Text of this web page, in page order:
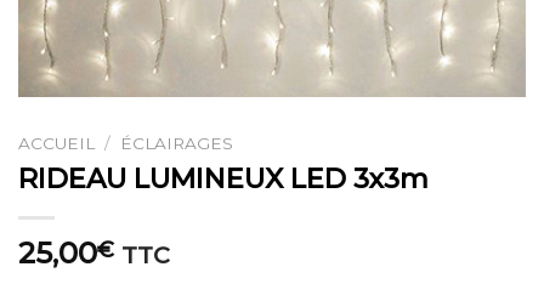
ACCUEIL / ÉCLAIRAGES
RIDEAU LUMINEUX LED 3x3m
25,00€ TTC